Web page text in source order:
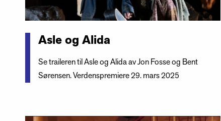
Asle og Alida
Se traileren til Asle og Alida av Jon Fosse og Bent
Sørensen. Verdenspremiere 29. mars 2025